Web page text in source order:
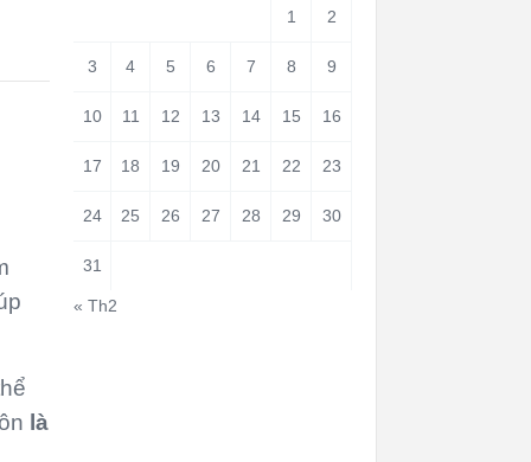
là
1 2
3 4 5 6 7 8 9
10 11 12 13 14 15 16
17 18 19 20 21 22 23
24 25 26 27 28 29 30
31
« Th2